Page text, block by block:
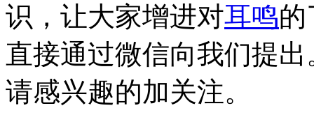
识，让大家增进对耳鸣的
直接通过微信向我们提
请感兴趣的加关注。